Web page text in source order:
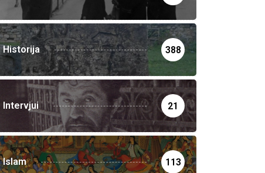
Historija 388
Intervjui 21
Islam 113